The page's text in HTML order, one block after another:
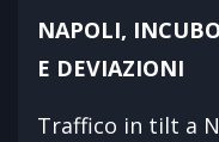
NAPOLI,
E DEVIAZIONI
Traffico in tilt a